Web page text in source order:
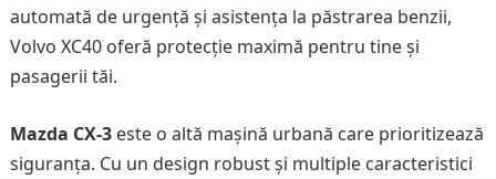
automată de urgență și asistența la păstrarea benzii,
Volvo XC40 oferă protecție maximă pentru tine și
pasagerii tăi.
Mazda CX-3este o altă mașină urbană care prioritizează
siguranța. Cu un design robust și multiple caracteristici